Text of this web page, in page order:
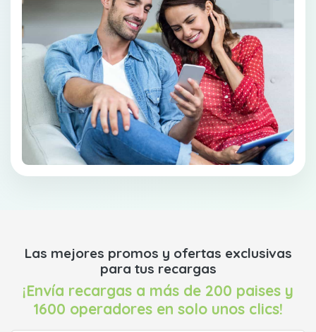
Las mejores promos y ofertas exclusivas
para tus recargas
¡Envía recargas a más de 200 paises y
1600 operadores en solo unos clics!